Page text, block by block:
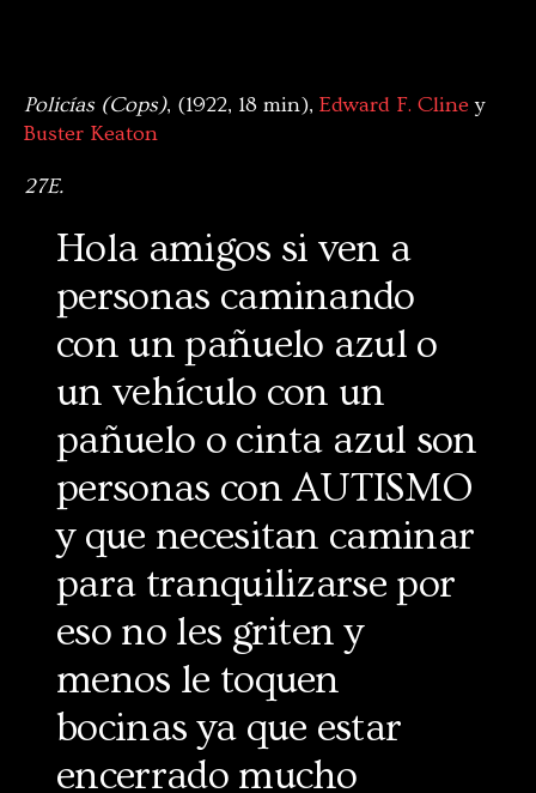
Policías (Cops), (1922, 18 min), Edward F. Cliney
Buster Keaton
27E.
Hola amigos si ven a
personas caminando
con un pañuelo azul o
un vehículo con un
pañuelo o cinta azul son
personas con AUTISMO
y que necesitan caminar
para tranquilizarse por
eso no les griten y
menos le toquen
bocinas ya que estar
encerrado mucho